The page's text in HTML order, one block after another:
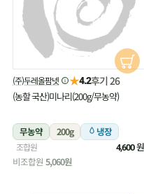
(주)두레올팜넷 ★4.2후기 26
(농할 국산)미나리(200g/무농약)
무농약 200g 냉장
조합원 4,600원
비조합원 5,060원